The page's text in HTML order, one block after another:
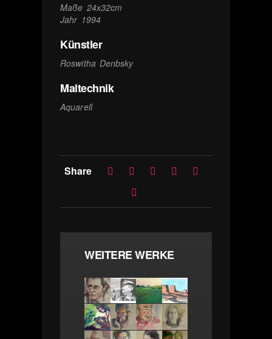
Maße 24x32cm
Jahr 1994
Künstler
Roswitha Denbsky
Maltechnik
Aquarell
Share
WEITERE WERKE